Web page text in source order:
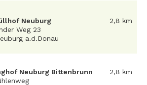
Neuburg
Weg 23
a.d.Donau
2,8 km
Neuburg Bittenbrunn
2,8 km